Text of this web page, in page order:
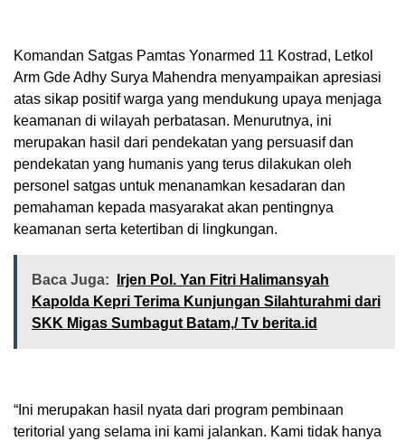
Komandan Satgas Pamtas Yonarmed 11 Kostrad, Letkol
Arm Gde Adhy Surya Mahendra menyampaikan apresiasi
atas sikap positif warga yang mendukung upaya menjaga
keamanan di wilayah perbatasan. Menurutnya, ini
merupakan hasil dari pendekatan yang persuasif dan
pendekatan yang humanis yang terus dilakukan oleh
personel satgas untuk menanamkan kesadaran dan
pemahaman kepada masyarakat akan pentingnya
keamanan serta ketertiban di lingkungan.
Baca Juga:
Irjen Pol. Yan Fitri Halimansyah
Kapolda Kepri Terima Kunjungan Silahturahmi dari
SKK Migas Sumbagut Batam,/ Tv berita.id
“Ini merupakan hasil nyata dari program pembinaan
teritorial yang selama ini kami jalankan. Kami tidak hanya